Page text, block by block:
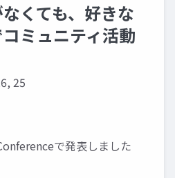
くても、好きな
ミュニティ活動
25
で発表しました